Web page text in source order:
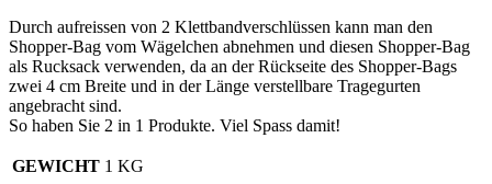
Durch aufreissen von 2 Klettbandverschlüssen kann man den
Shopper-Bag vom Wägelchen abnehmen und diesen Shopper-Bag
als Rucksack verwenden, da an der Rückseite des Shopper-Bags
zwei 4 cm Breite und in der Länge verstellbare Tragegurten
angebracht sind.
So haben Sie 2 in 1 Produkte. Viel Spass damit!
GEWICHT 1 KG